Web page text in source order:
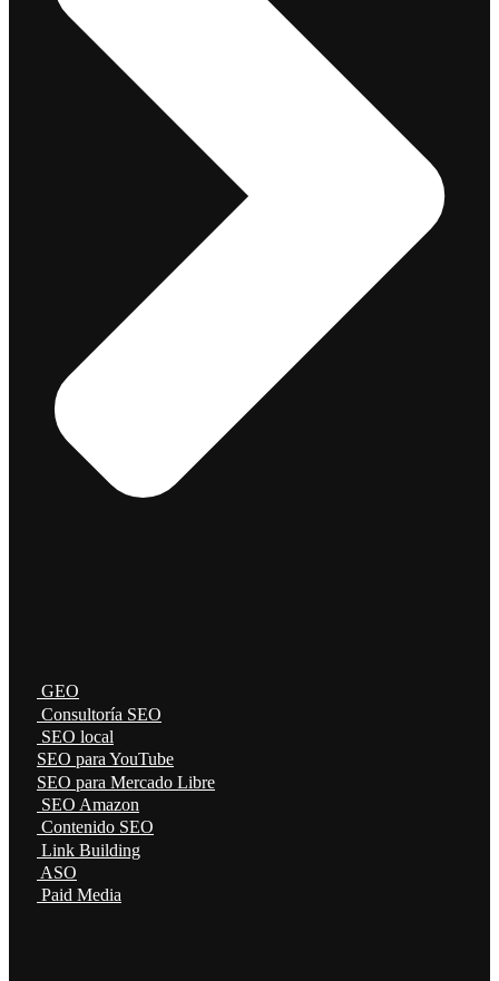
GEO
Consultoría SEO
SEO local
SEO para YouTube
SEO para Mercado Libre
SEO Amazon
Contenido SEO
Link Building
ASO
Paid Media